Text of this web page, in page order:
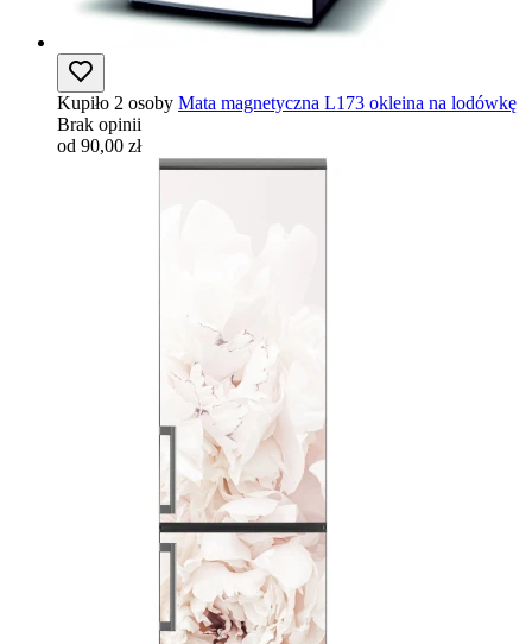
Kupiło 2 osoby Mata magnetyczna L173 okleina na lodówkę
Brak opinii
od 90,00 zł